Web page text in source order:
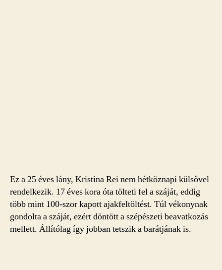
Ez a 25 éves lány, Kristina Rei nem hétköznapi külsővel
rendelkezik. 17 éves kora óta tölteti fel a száját, eddig
több mint 100-szor kapott ajakfeltöltést. Túl vékonynak
gondolta a száját, ezért döntött a szépészeti beavatkozás
mellett. Állítólag így jobban tetszik a barátjának is.